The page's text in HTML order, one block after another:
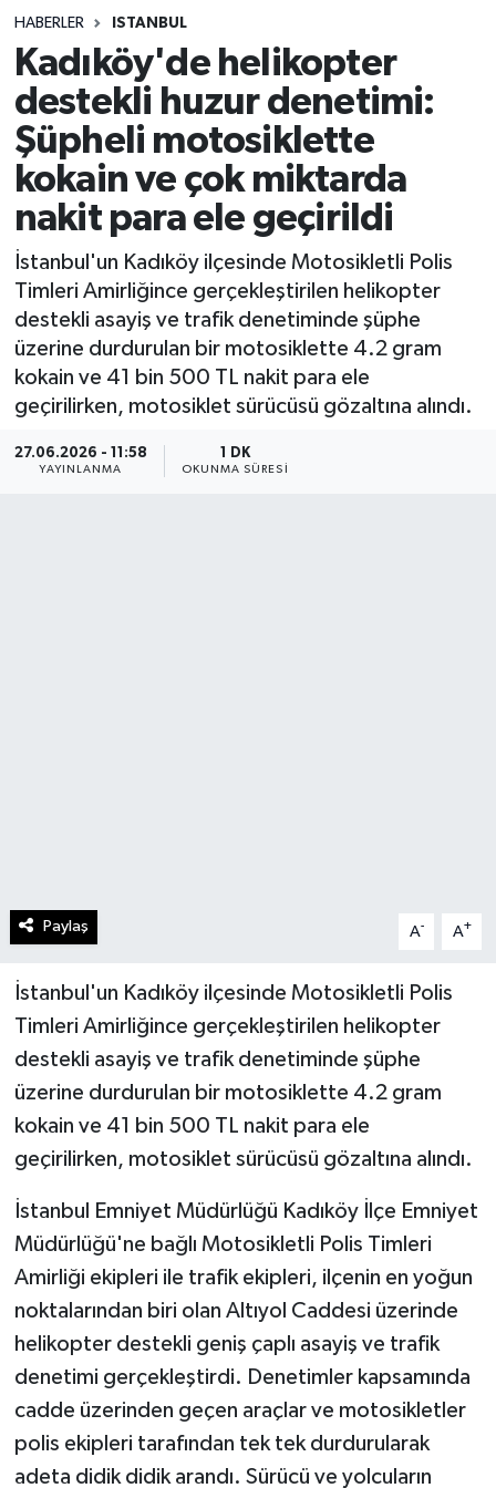
HABERLER ISTANBUL
Kadıköy'de helikopter
destekli huzur denetimi:
Şüpheli motosiklette
kokain ve çok miktarda
nakit para ele geçirildi
İstanbul'un Kadıköy ilçesinde Motosikletli Polis
Timleri Amirliğince gerçekleştirilen helikopter
destekli asayiş ve trafik denetiminde şüphe
üzerine durdurulan bir motosiklette 4.2 gram
kokain ve 41 bin 500 TL nakit para ele
geçirilirken, motosiklet sürücüsü gözaltına alındı.
27.06.2026 - 11:58
YAYINLANMA
1 DK
OKUNMA SÜRESI
Paylaş A- A+
İstanbul'un Kadıköy ilçesinde Motosikletli Polis
Timleri Amirliğince gerçekleştirilen helikopter
destekli asayiş ve trafik denetiminde şüphe
üzerine durdurulan bir motosiklette 4.2 gram
kokain ve 41 bin 500 TL nakit para ele
geçirilirken, motosiklet sürücüsü gözaltına alındı.
İstanbul Emniyet Müdürlüğü Kadıköy İlçe Emniyet
Müdürlüğü'ne bağlı Motosikletli Polis Timleri
Amirliği ekipleri ile trafik ekipleri, ilçenin en yoğun
noktalarından biri olan Altıyol Caddesi üzerinde
helikopter destekli geniş çaplı asayiş ve trafik
denetimi gerçekleştirdi. Denetimler kapsamında
cadde üzerinden geçen araçlar ve motosikletler
polis ekipleri tarafından tek tek durdurularak
adeta didik didik arandı. Sürücü ve yolcuların
Spor
Teknoloji
Yaşam